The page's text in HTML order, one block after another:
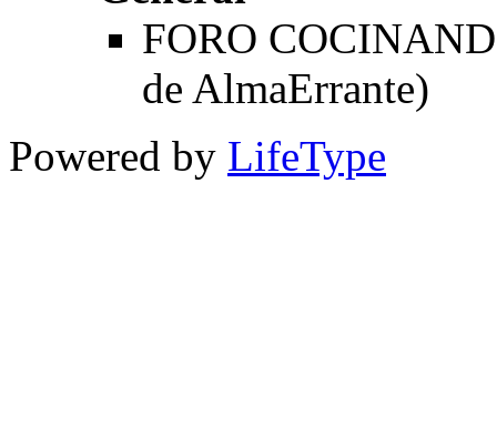
FORO
de AlmaErrante)
Powered by LifeType